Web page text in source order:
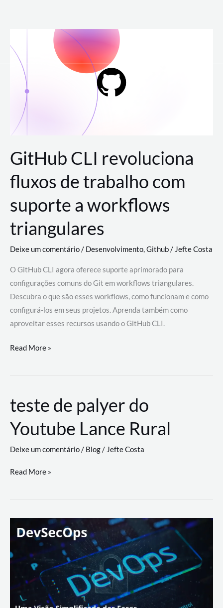
para
conteúdo
GitHub CLI revoluciona
fluxos de trabalho com
suporte a workflows
triangulares
Deixe um comentário/ Desenvolvimento,Github/ Jefte Costa
O GitHub CLI agora oferece suporte aprimorado para
configurações comuns do Git em workflows triangulares.
Descubra o que são esses workflows, como funcionam e como
configurá-los em seus projetos. Aprenda também como
aproveitar esses recursos usando o GitHub CLI.
GitHub
revoluciona
de
trabalho
com
a
workflows
Read More »
teste de palyer do
Youtube Lance Rural
Deixe um comentário/ Blog/ Jefte Costa
teste
palyer
Lance
Rural
Read More »